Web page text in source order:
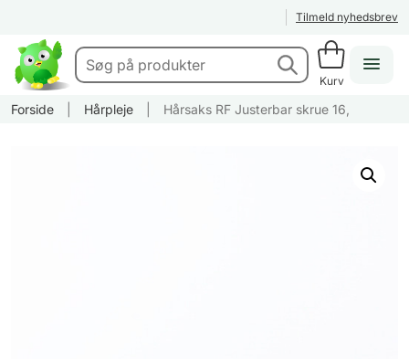
Tilmeld nyhedsbrev
Kurv
Forside Hårpleje Hårsaks RF Justerbar skrue 16,